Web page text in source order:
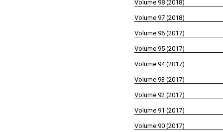
Volume 98 (2018)
Volume 97 (2018)
Volume 96 (2017)
Volume 95 (2017)
Volume 94 (2017)
Volume 93 (2017)
Volume 92 (2017)
Volume 91 (2017)
Volume 90 (2017)